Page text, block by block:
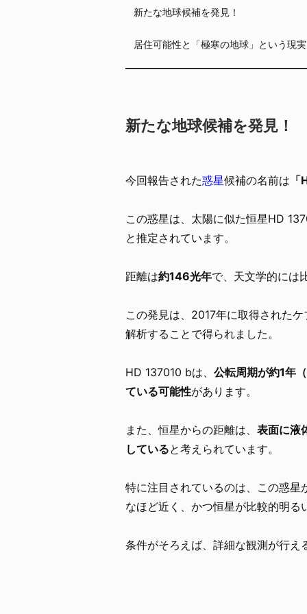
新たな地球候補を発見！
居住可能性と「極寒の地球」という現実
新たな地球候補を発見！
今回報告された惑星候補の名前は
この惑星は、太陽に似た恒星HD
と推定されています。
距離は約146光年で、天文学的には
この発見は、2017年に取得されたケ
解析することで得られました。
HD 137010 bは、 公転周期が約1年
ている可能性があります。
また、恒星からの距離は、 表面に液
していると考えられています。
特に注目されているのは、この惑
なほど近く、かつ恒星が比較的明る
条件がそろえば、詳細な観測が行